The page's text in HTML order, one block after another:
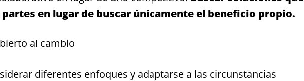
en lugar de buscar únicamente el beneficio propio.
al cambio
diferentes enfoques y adaptarse a las circunstancias